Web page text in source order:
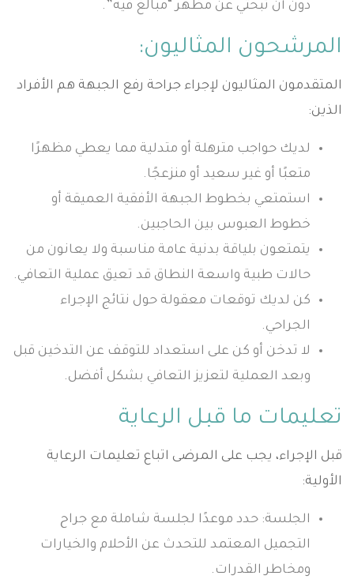
دون أن تبحثي عن مظهر “مبالغ فيه”.
المرشحون المثاليون:
المتقدمون المثاليون لإجراء جراحة رفع الجبهة هم الأفراد
الذين:
لديك حواجب مترهلة أو متدلية مما يعطي مظهرًا
متعبًا أو غير سعيد أو منزعجًا.
استمتعي بخطوط الجبهة الأفقية العميقة أو
خطوط العبوس بين الحاجبين.
يتمتعون بلياقة بدنية عامة مناسبة ولا يعانون من
حالات طبية واسعة النطاق قد تعيق عملية التعافي.
كن لديك توقعات معقولة حول نتائج الإجراء
الجراحي.
لا تدخن أو كن على استعداد للتوقف عن التدخين قبل
وبعد العملية لتعزيز التعافي بشكل أفضل.
تعليمات ما قبل الرعاية
قبل الإجراء، يجب على المرضى اتباع تعليمات الرعاية
الأولية:
الجلسة: حدد موعدًا لجلسة شاملة مع جراح
التجميل المعتمد للتحدث عن الأحلام والخيارات
ومخاطر القدرات.